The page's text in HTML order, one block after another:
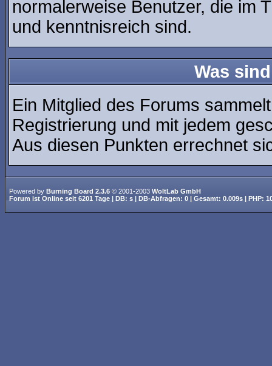
normalerweise Benutzer, die im
und kenntnisreich sind.
Was
Ein Mitglied des Forums
Registrierung und mit jedem
Aus diesen Punkten errechnet
Powered by Burning Board 2.3.6 © 2001-2003 WoltLab GmbH
Forum ist Online seit 6201 Tage | DB: s | DB-Abfragen: 0 | Gesamt: 0.009s | PHP: